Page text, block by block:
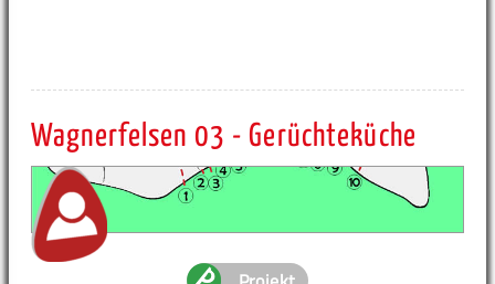
Wagnerfelsen 03 - Gerüchteküche